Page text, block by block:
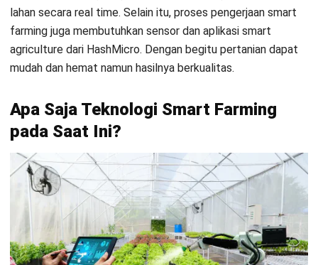
Smart farmingpada saat ini belum sepenuhnya ada di
Indonesia untuk penerapannya. Hal tersebut karena untuk
mengenal teknologi ini masih banyak masyarakat Indonesia
Namun apabila sudah berjalan, adanya
dapat
meningkatkan profit dan meminimalkan biaya input produksi
sehingga dapat mencapai swasembada pangan yang
berkelanjutan. Berikut adalah beberapa hal yang perlu
diperhatikan dalam penggunaan teknologismart farming
beserta penjelasannya:
1. Sensor